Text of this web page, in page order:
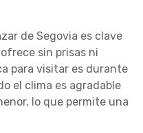
de Segovia es clave
sin prisas ni
para visitar es durante
el clima es agradable
lo que permite una